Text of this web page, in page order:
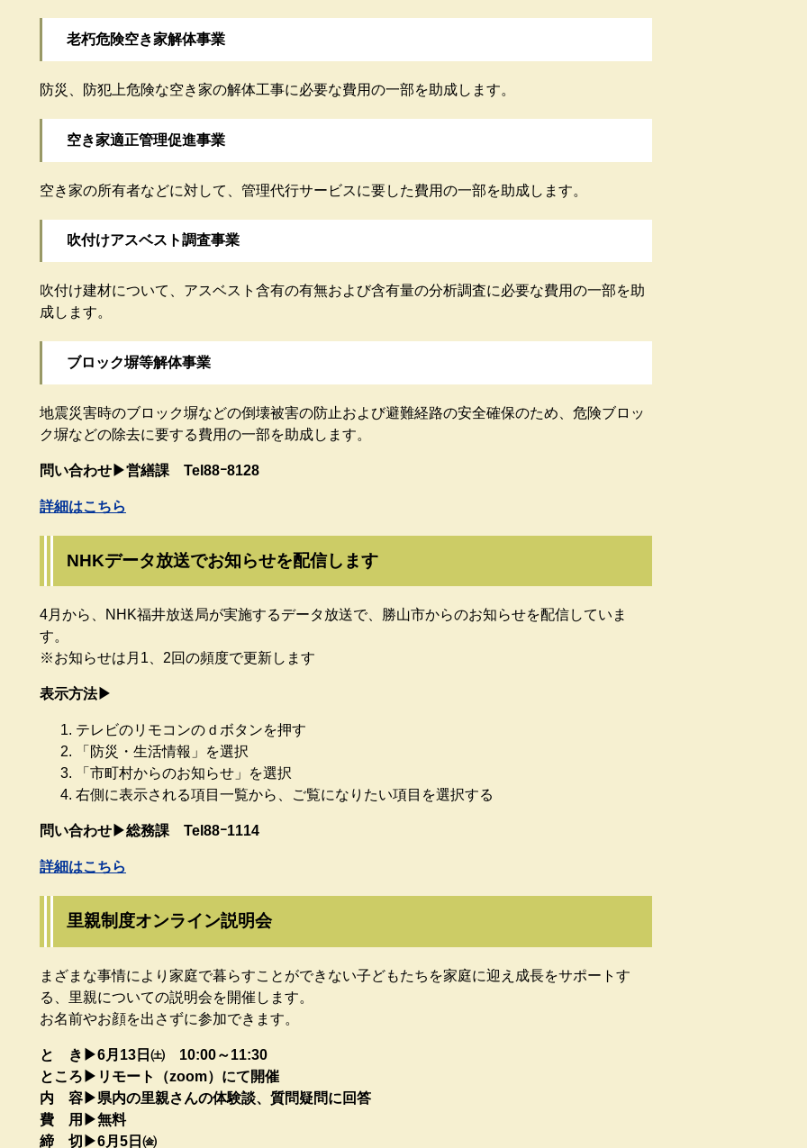
老朽危険空き家解体事業
防災、防犯上危険な空き家の解体工事に必要な費用の一部を助成します。
空き家適正管理促進事業
空き家の所有者などに対して、管理代行サービスに要した費用の一部を助成します。
吹付けアスベスト調査事業
吹付け建材について、アスベスト含有の有無および含有量の分析調査に必要な費用の一部を助
成します。
ブロック塀等解体事業
地震災害時のブロック塀などの倒壊被害の防止および避難経路の安全確保のため、危険ブロッ
ク塀などの除去に要する費用の一部を助成します。​
問い合わせ▶営繕課 Tel88ｰ8128
詳細はこちら
NHKデータ放送でお知らせを配信します
4月から、NHK福井放送局が実施するデータ放送で、勝山市からのお知らせを配信していま
す。
※お知らせは月1、2回の頻度で更新します​
表示方法▶
テレビのリモコンのｄボタンを押す
「防災・生活情報」を選択
「市町村からのお知らせ」を選択
右側に表示される項目一覧から、ご覧になりたい項目を選択する
問い合わせ▶総務課 Tel88ｰ1114
詳細はこちら
里親制度オンライン説明会
まざまな事情により家庭で暮らすことができない子どもたちを家庭に迎え成長をサポートす
る、里親についての説明会を開催します。
お名前やお顔を出さずに参加できます。​
と き▶6月13日㈯ 10:00～11:30
ところ▶リモート（zoom）にて開催​
内 容▶県内の里親さんの体験談、質問疑問に回答
費 用▶無料
締 切▶6月5日㈮​